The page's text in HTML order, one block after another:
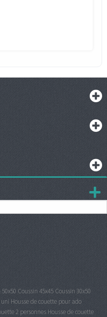
Coussin 45x45Coussin 30x50
uni Housse de couette pour ado
2 personnes Housse de couette